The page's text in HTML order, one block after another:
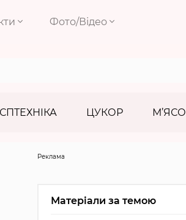
Фото/Відео
ЦУКОР М’ЯСО
Реклама
Матеріали за темою